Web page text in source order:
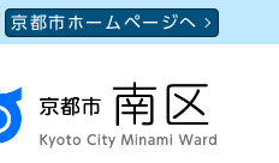
京都市ホームページへ